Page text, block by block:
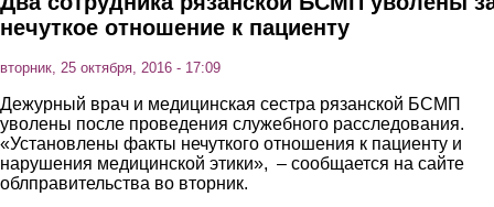
нечуткое отношение к пациенту
вторник, 25 октября, 2016 - 17:09
Дежурный врач и медицинская сестра рязанской БСМП
уволены после проведения служебного расследования.
«Установлены факты нечуткого отношения к пациенту и
нарушения медицинской этики», – сообщается на сайте
облправительства во вторник.